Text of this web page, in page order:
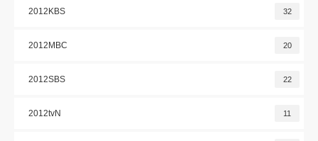
2012KBS 32
2012MBC 20
2012SBS 22
2012tvN 11